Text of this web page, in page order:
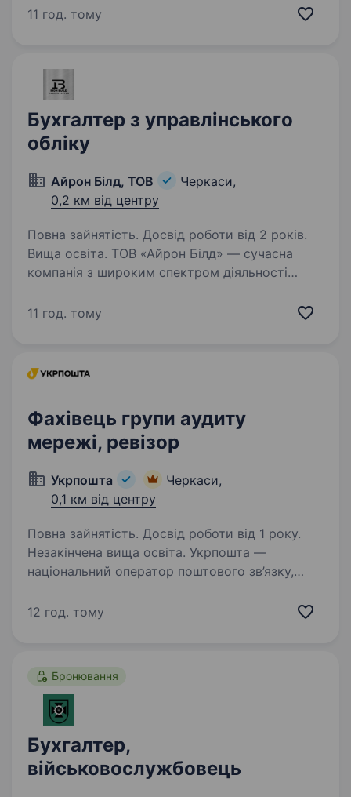
Обов’язки: ОЗ, МШП, МНМА, ПДВ,
11 год. тому
Бухгалтер з управлінського
обліку
Айрон Білд, ТОВ
Черкаси,
0,2 км від центру
Повна зайнятість. Досвід роботи від 2 років.
Вища освіта. ТОВ «Айрон Білд» — сучасна
компанія з широким спектром діяльності
будівельними матеріалами. Ми постійно
11 год. тому
Фахівець групи аудиту
мережі, ревізор
Укрпошта
Черкаси,
0,1 км від центру
Повна зайнятість. Досвід роботи від 1 року.
Незакінчена вища освіта. Укрпошта —
національний оператор поштового зв’язку,
Сьогодні команда «Укрпошти» — це фахівці,
12 год. тому
Бронювання
Бухгалтер,
військовослужбовець